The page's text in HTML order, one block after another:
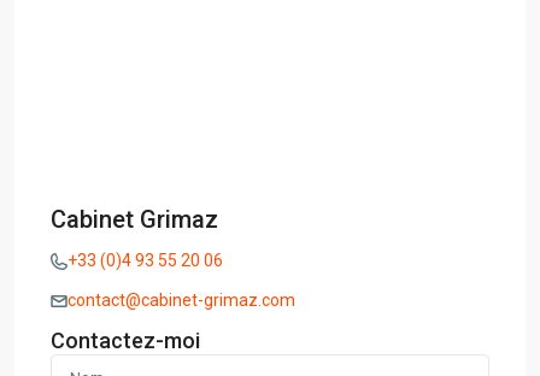
Cabinet Grimaz
+33 (0)4 93 55 20 06
contact@cabinet-grimaz.com
Contactez-moi